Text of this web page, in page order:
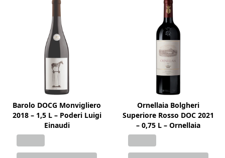
Barolo DOCG Monvigliero
2018 – 1,5 L – Poderi Luigi
Einaudi
Ornellaia Bolgheri
Superiore Rosso DOC 2021
– 0,75 L – Ornellaia